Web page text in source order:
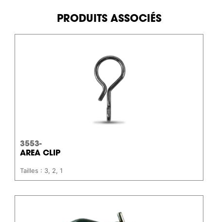
PRODUITS ASSOCIÉS
3553-
AREA CLIP
Tailles : 3, 2, 1